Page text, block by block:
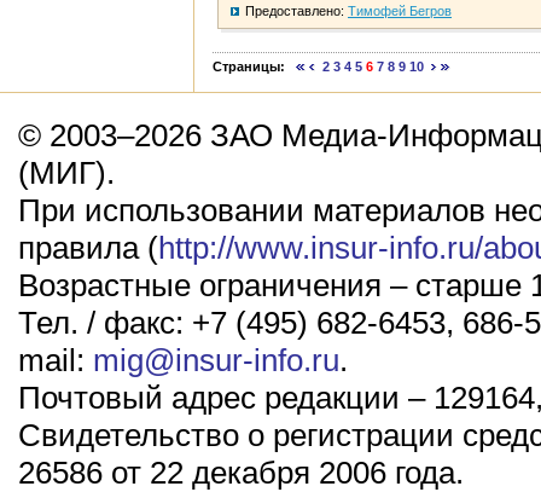
Предоставлено: Тимофей Бегров
Страницы: 2 3 4 5 6 7 8 9 10
© 2003–2026 ЗАО Медиа-
(МИГ).
При использовании материалов
правила (http://www.insur-info.ru/
Возрастные ограничения – старше
Тел. / факс: +7 (495) 682-6453, 686-
mail: mig@insur-info.ru.
Почтовый адрес редакции –
Свидетельство о регистрации
26586 от 22 декабря 2006 года.